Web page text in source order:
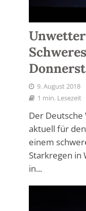
9. August 2018
1 min. Lesezeit
Der
aktuell für
einem
Starkregen in
in...